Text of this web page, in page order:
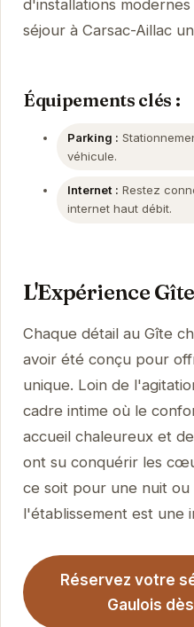
d'installations
séjour à Carsac-Aillac
Équipements clés :
Parking :
véhicule.
Internet : Restez
internet haut débit.
L'Expérience
Chaque détail au Gîte
avoir été conçu pour
unique. Loin de
cadre intime où le
accueil chaleureux et
ont su conquérir les
ce soit pour une nuit
l'établissement est une
Réservez votre
Gaulois